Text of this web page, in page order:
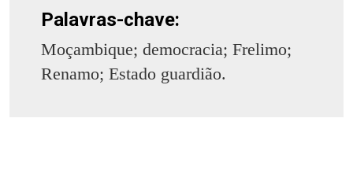
Palavras-chave:
Moçambique; democracia; Frelimo;
Renamo; Estado guardião.